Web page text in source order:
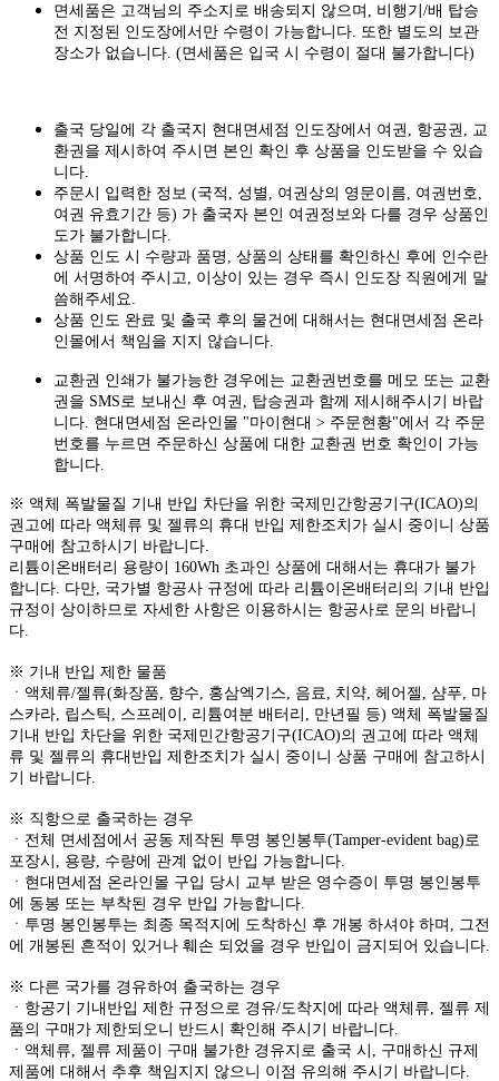
면세품은 고객님의 주소지로 배송되지 않으며, 비행기/배 탑승
전 지정된 인도장에서만 수령이 가능합니다. 또한 별도의 보관
장소가 없습니다. (면세품은 입국 시 수령이 절대 불가합니다)
출국 당일에 각 출국지 현대면세점 인도장에서 여권, 항공권, 교
환권을 제시하여 주시면 본인 확인 후 상품을 인도받을 수 있습
니다.
주문시 입력한 정보 (국적, 성별, 여권상의 영문이름, 여권번호,
여권 유효기간 등) 가 출국자 본인 여권정보와 다를 경우 상품인
도가 불가합니다.
상품 인도 시 수량과 품명, 상품의 상태를 확인하신 후에 인수란
에 서명하여 주시고, 이상이 있는 경우 즉시 인도장 직원에게 말
씀해주세요.
상품 인도 완료 및 출국 후의 물건에 대해서는 현대면세점 온라
인몰에서 책임을 지지 않습니다.
교환권 인쇄가 불가능한 경우에는 교환권번호를 메모 또는 교환
권을 SMS로 보내신 후 여권, 탑승권과 함께 제시해주시기 바랍
니다. 현대면세점 온라인몰 "마이현대 > 주문현황"에서 각 주문
번호를 누르면 주문하신 상품에 대한 교환권 번호 확인이 가능
합니다.
※ 액체 폭발물질 기내 반입 차단을 위한 국제민간항공기구(ICAO)의
권고에 따라 액체류 및 젤류의 휴대 반입 제한조치가 실시 중이니 상품
구매에 참고하시기 바랍니다.
리튬이온배터리 용량이 160Wh 초과인 상품에 대해서는 휴대가 불가
합니다. 다만, 국가별 항공사 규정에 따라 리튬이온배터리의 기내 반입
규정이 상이하므로 자세한 사항은 이용하시는 항공사로 문의 바랍니
다.
※ 기내 반입 제한 물품
ㆍ액체류/젤류(화장품, 향수, 홍삼엑기스, 음료, 치약, 헤어젤, 샴푸, 마
스카라, 립스틱, 스프레이, 리튬여분 배터리, 만년필 등) 액체 폭발물질
기내 반입 차단을 위한 국제민간항공기구(ICAO)의 권고에 따라 액체
류 및 젤류의 휴대반입 제한조치가 실시 중이니 상품 구매에 참고하시
기 바랍니다.
※ 직항으로 출국하는 경우
ㆍ전체 면세점에서 공동 제작된 투명 봉인봉투(Tamper-evident bag)로
포장시, 용량, 수량에 관계 없이 반입 가능합니다.
ㆍ현대면세점 온라인몰 구입 당시 교부 받은 영수증이 투명 봉인봉투
에 동봉 또는 부착된 경우 반입 가능합니다.
ㆍ투명 봉인봉투는 최종 목적지에 도착하신 후 개봉 하셔야 하며, 그전
에 개봉된 흔적이 있거나 훼손 되었을 경우 반입이 금지되어 있습니다.
※ 다른 국가를 경유하여 출국하는 경우
ㆍ항공기 기내반입 제한 규정으로 경유/도착지에 따라 액체류, 젤류 제
품의 구매가 제한되오니 반드시 확인해 주시기 바랍니다.
ㆍ액체류, 젤류 제품이 구매 불가한 경유지로 출국 시, 구매하신 규제
제품에 대해서 추후 책임지지 않으니 이점 유의해 주시기 바랍니다.